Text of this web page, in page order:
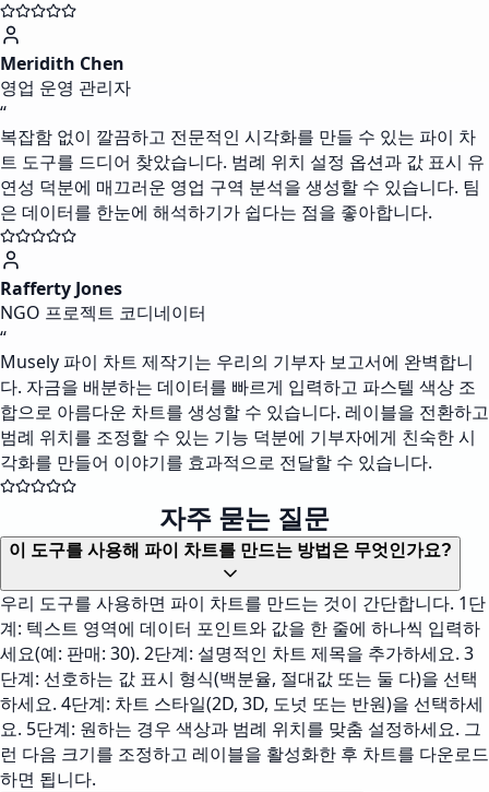
Meridith Chen
영업 운영 관리자
“
복잡함 없이 깔끔하고 전문적인 시각화를 만들 수 있는 파이 차
트 도구를 드디어 찾았습니다. 범례 위치 설정 옵션과 값 표시 유
연성 덕분에 매끄러운 영업 구역 분석을 생성할 수 있습니다. 팀
은 데이터를 한눈에 해석하기가 쉽다는 점을 좋아합니다.
Rafferty Jones
NGO 프로젝트 코디네이터
“
Musely 파이 차트 제작기는 우리의 기부자 보고서에 완벽합니
다. 자금을 배분하는 데이터를 빠르게 입력하고 파스텔 색상 조
합으로 아름다운 차트를 생성할 수 있습니다. 레이블을 전환하고
범례 위치를 조정할 수 있는 기능 덕분에 기부자에게 친숙한 시
각화를 만들어 이야기를 효과적으로 전달할 수 있습니다.
자주 묻는 질문
이 도구를 사용해 파이 차트를 만드는 방법은 무엇인가요?
우리 도구를 사용하면 파이 차트를 만드는 것이 간단합니다. 1단
계: 텍스트 영역에 데이터 포인트와 값을 한 줄에 하나씩 입력하
세요(예: 판매: 30). 2단계: 설명적인 차트 제목을 추가하세요. 3
단계: 선호하는 값 표시 형식(백분율, 절대값 또는 둘 다)을 선택
하세요. 4단계: 차트 스타일(2D, 3D, 도넛 또는 반원)을 선택하세
요. 5단계: 원하는 경우 색상과 범례 위치를 맞춤 설정하세요. 그
런 다음 크기를 조정하고 레이블을 활성화한 후 차트를 다운로드
하면 됩니다.